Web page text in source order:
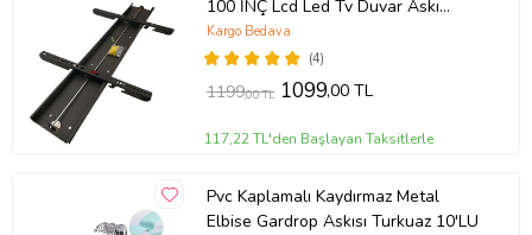
100 İNÇ Lcd Led Tv Duvar Askı
Aparatı Metal Döküm Sağlam SU
TERAZİSİ HEDİYE
(4)
Kargo Bedava
1199,00 TL 1099,00 TL
117,22 TL'den Başlayan Taksitlerle
Pvc Kaplamalı Kaydırmaz Metal
Elbise Gardrop Askısı Turkuaz 10'LU